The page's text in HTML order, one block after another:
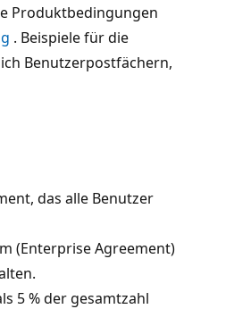
Produktbedingungen
. Beispiele für die
Benutzerpostfächern,
das alle Benutzer
(Enterprise Agreement)
5 % der gesamtzahl